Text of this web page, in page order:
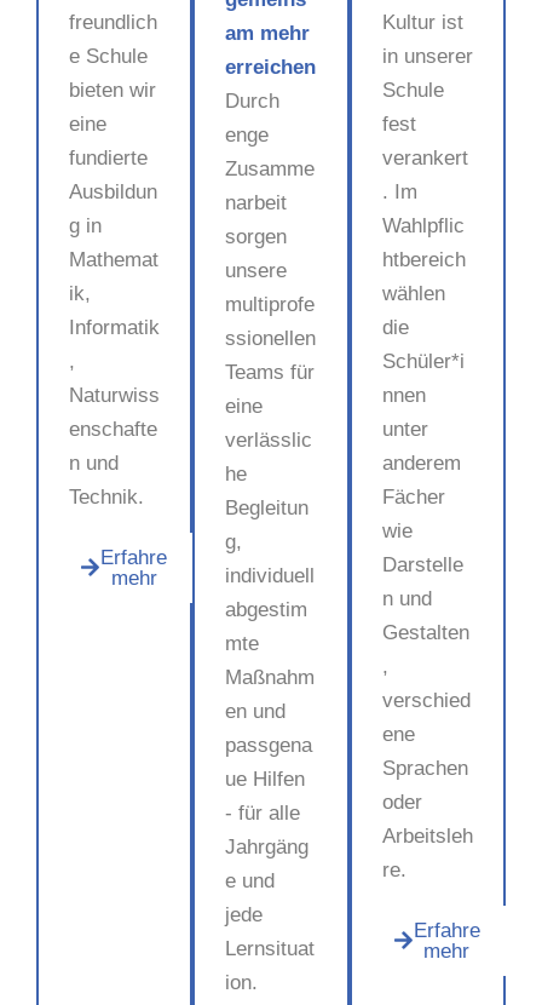
freundlich
e Schule
bieten wir
eine
fundierte
Ausbildun
g in
Mathemat
ik,
Informatik
,
Naturwiss
enschafte
n und
Technik.
Erfahre
mehr
am mehr
erreichen
Durch
enge
Zusamme
narbeit
sorgen
unsere
multiprofe
ssionellen
Teams für
eine
verlässlic
he
Begleitun
g,
individuell
abgestim
mte
Maßnahm
en und
passgena
ue Hilfen
- für alle
Jahrgäng
e und
jede
Lernsituat
ion.
Kultur ist
in unserer
Schule
fest
verankert
. Im
Wahlpflic
htbereich
wählen
die
Schüler*i
nnen
unter
anderem
Fächer
wie
Darstelle
n und
Gestalten
,
verschied
ene
Sprachen
oder
Arbeitsleh
re.
Erfahre
mehr